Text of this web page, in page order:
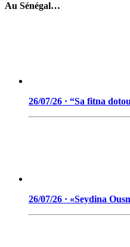
Au Sénégal…
26/07/26 · “Sa fitna
26/07/26 · «Seydina